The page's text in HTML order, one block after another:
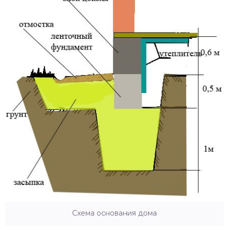
Схема основания дома